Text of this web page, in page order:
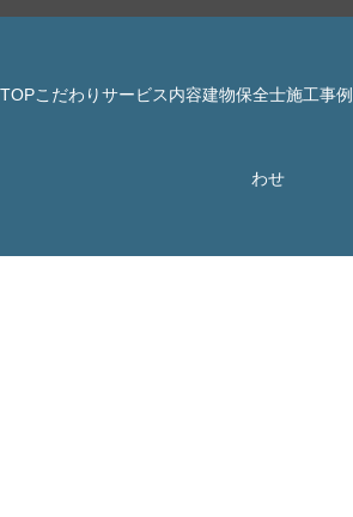
TOPこだわりサービス内容建物保全士施工事例
わせ